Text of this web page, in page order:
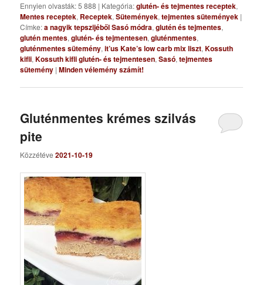
Ennyien olvasták: 5 888 | Kategória:glutén- és tejmentes receptek,
Mentes receptek, Receptek,Sütemények,tejmentes sütemények |
Címke:a nagyik tepszijéből Sasó módra,glutén és tejmentes,
glutén mentes,glutén- és tejmentesen,gluténmentes,
gluténmentes sütemény,it’us Kate’s low carb mix liszt,Kossuth
kifli,Kossuth kifli glutén- és tejmentesen,Sasó,tejmentes
sütemény |Minden vélemény számít!
Gluténmentes krémes szilvás
pite
Közzétéve2021-10-19